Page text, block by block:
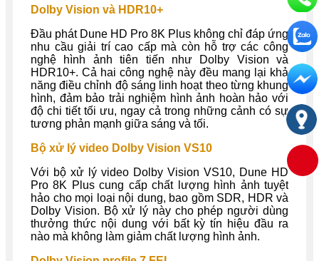
Dolby Vision và HDR10+
Đầu phát Dune HD Pro 8K Plus không chỉ đáp ứng
nhu cầu giải trí cao cấp mà còn hỗ trợ các công
nghệ hình ảnh tiên tiến như Dolby Vision và
HDR10+. Cả hai công nghệ này đều mang lại khả
năng điều chỉnh độ sáng linh hoạt theo từng khung
hình, đảm bảo trải nghiệm hình ảnh hoàn hảo với
độ chi tiết tối ưu, ngay cả trong những cảnh có sự
tương phản mạnh giữa sáng và tối.
Bộ xử lý video Dolby Vision VS10
Với bộ xử lý video Dolby Vision VS10, Dune HD
Pro 8K Plus cung cấp chất lượng hình ảnh tuyệt
hảo cho mọi loại nội dung, bao gồm SDR, HDR và
Dolby Vision. Bộ xử lý này cho phép người dùng
thưởng thức nội dung với bất kỳ tín hiệu đầu ra
nào mà không làm giảm chất lượng hình ảnh.